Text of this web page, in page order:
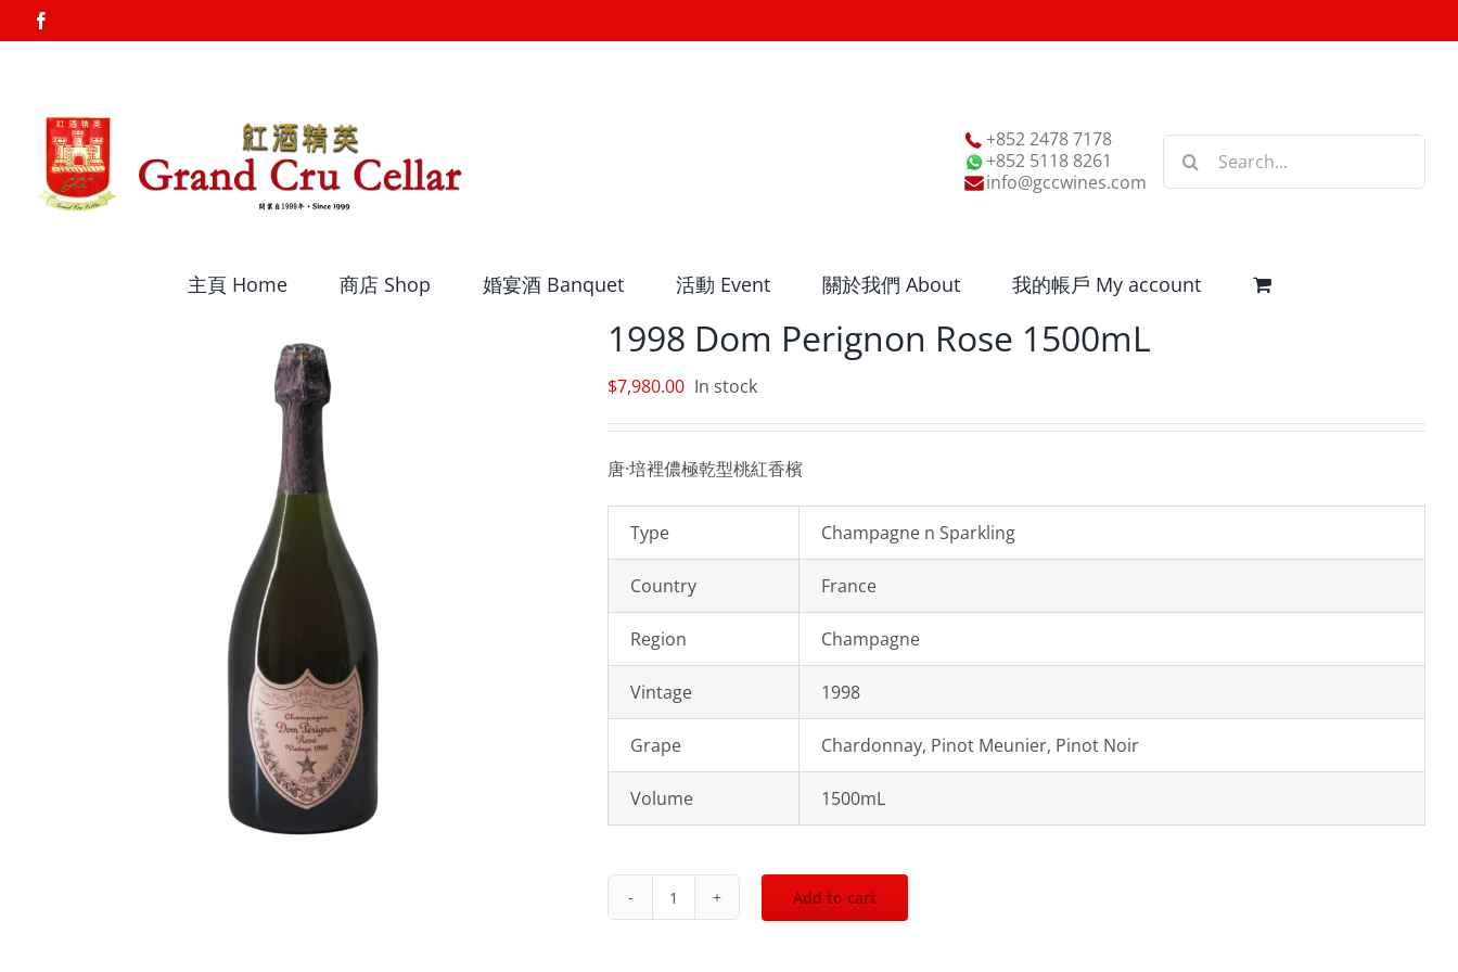
to
+852 2478 7178
+852 5118 8261
info@gccwines.com
Search
主頁 Home 商店 Shop 婚宴酒 Banquet 活動 Event 關於我們 About 我的帳戶 My account
1998 Dom Perignon Rose 1500mL
$7,980.00 In stock
唐·培裡儂極乾型桃紅香檳
Type Champagne n Sparkling
Country France
Region Champagne
Vintage 1998
Grape Chardonnay, Pinot Meunier, Pinot Noir
Volume 1500mL
1998
Add to cart